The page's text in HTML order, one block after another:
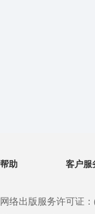
帮助 客户服
网络出版服务许可证